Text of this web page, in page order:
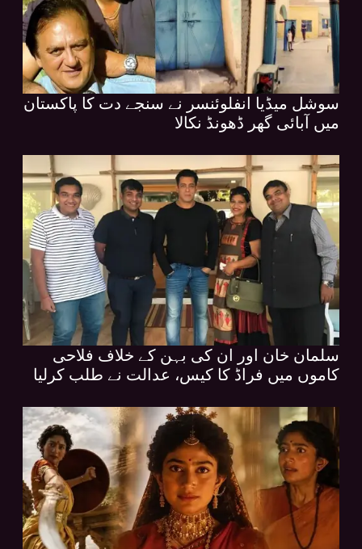
سوشل میڈیا انفلوئنسر نے سنجے دت کا پاکستان
میں آبائی گھر ڈھونڈ نکالا
سلمان خان اور ان کی بہن کے خلاف فلاحی
کاموں میں فراڈ کا کیس، عدالت نے طلب کرلیا